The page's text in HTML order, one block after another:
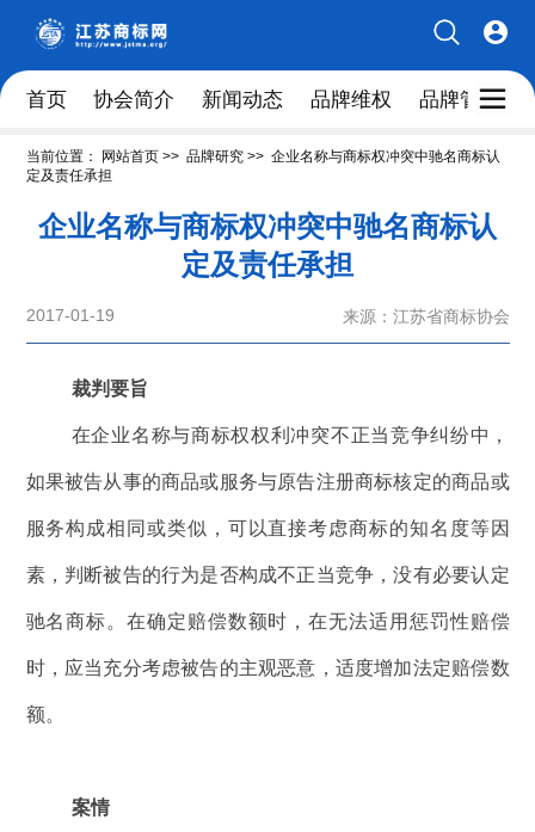
首页 协会简介 新闻动态 品牌维权 品牌管理人
当前位置： 网站首页>> 品牌研究>> 企业名称与商标权冲突中驰名商标认
定及责任承担
企业名称与商标权冲突中驰名商标认
定及责任承担
2017-01-19 来源：江苏省商标协会
裁判要旨
在企业名称与商标权权利冲突不正当竞争纠纷中，
如果被告从事的商品或服务与原告注册商标核定的商品或
服务构成相同或类似，可以直接考虑商标的知名度等因
素，判断被告的行为是否构成不正当竞争，没有必要认定
驰名商标。在确定赔偿数额时，在无法适用惩罚性赔偿
时，应当充分考虑被告的主观恶意，适度增加法定赔偿数
额。
案情